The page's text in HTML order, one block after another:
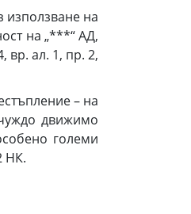
използване на
на „***“ АД,
вр. ал. 1, пр. 2,
– на
движимо
големи
НК.